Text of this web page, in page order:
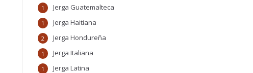
Jerga Guatemalteca
1
Jerga Haitiana
1
Jerga Hondureña
2
Jerga Italiana
1
Jerga Latina
1